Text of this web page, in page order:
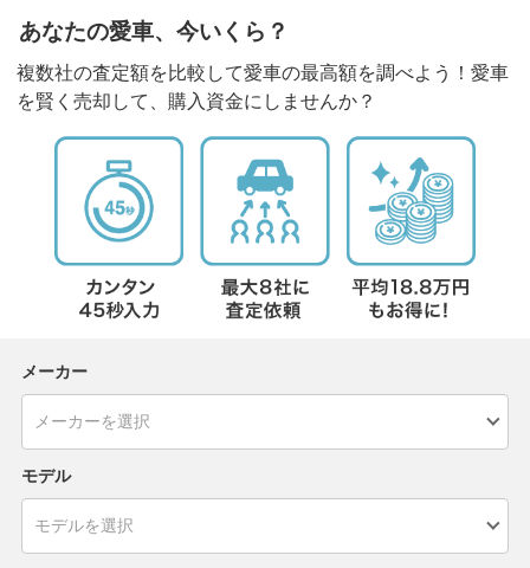
あなたの愛車、今いくら？
複数社の査定額を比較して愛車の最高額を調べよう！愛車
を賢く売却して、購入資金にしませんか？
メーカー
モデル